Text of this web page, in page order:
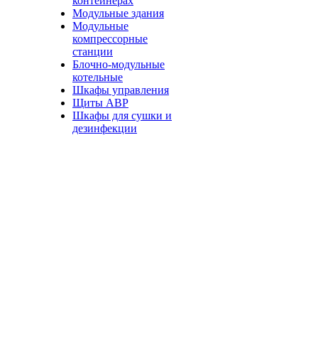
Модульные здания
Модульные
компрессорные
станции
Блочно-модульные
котельные
Шкафы управления
Щиты АВР
Шкафы для сушки и
дезинфекции